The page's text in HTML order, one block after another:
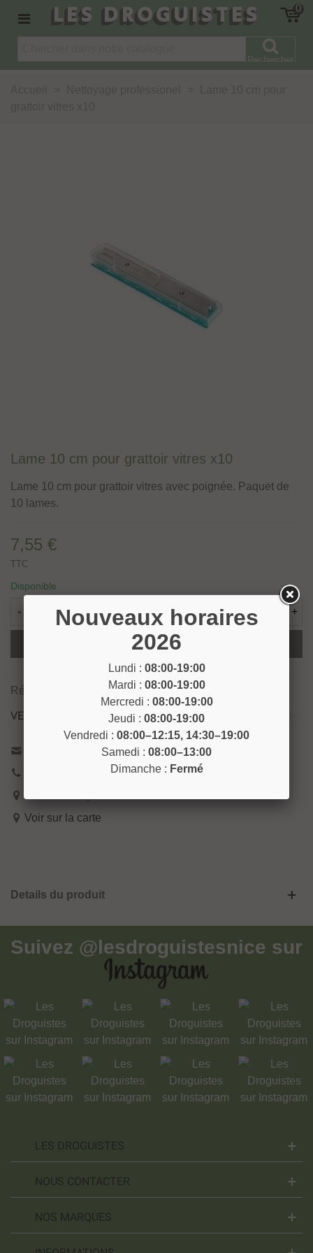
LES DROGUISTES 0
Rechercher
Lame 10 cm pour grattoir vitres x10
Lame 10 cm pour grattoir vitres avec poignée. Paquet de
10 lames.
7,55 €
TTC
Disponible
- +
Ajouter Au Panier
Référence:
VENEZ NOUS RENCONTRER !
Contactez-nous
54 Bd de Riquier 06300 Nice
Voir sur la carte
Details du produit
Suivez @lesdroguistesnice sur
LES DROGUISTES
NOUS CONTACTER
NOS MARQUES
Nouveaux horaires
2026
Lundi : 08:00-19:00
Mardi : 08:00-19:00
Mercredi : 08:00-19:00
Jeudi : 08:00-19:00
Vendredi : 08:00–12:15, 14:30–19:00
Samedi : 08:00–13:00
Dimanche : Fermé